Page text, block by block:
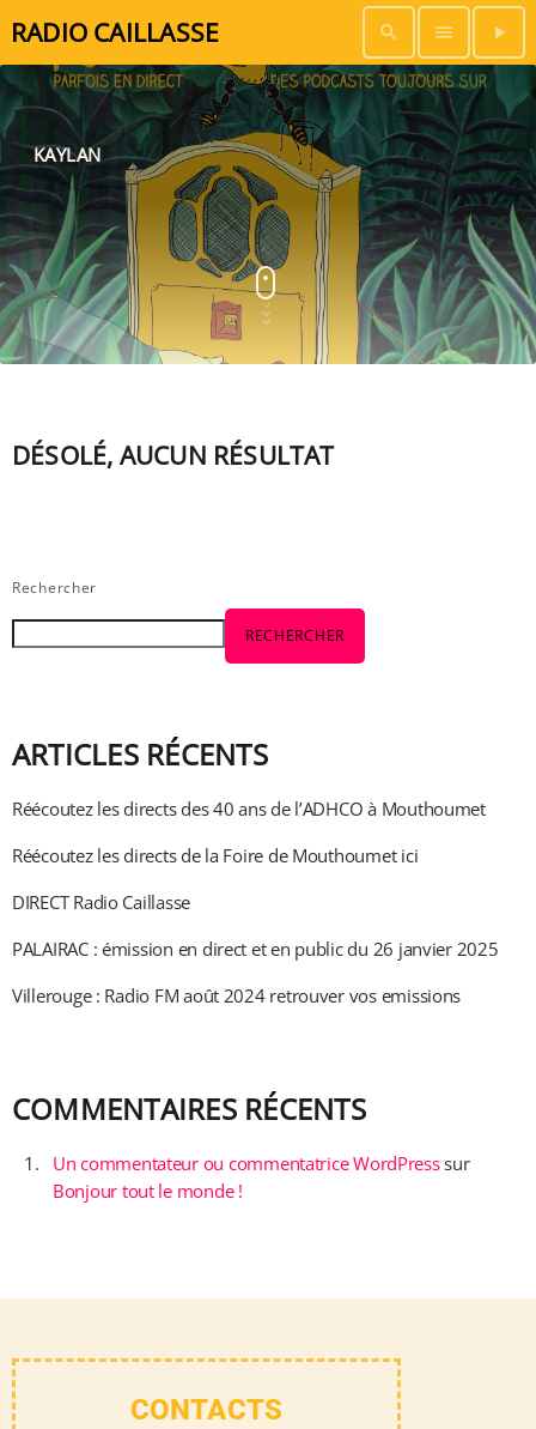
RADIO CAILLASSE search menu play_arrow
KAYLAN
DÉSOLÉ, AUCUN RÉSULTAT
Rechercher
RECHERCHER
ARTICLES RÉCENTS
Réécoutez les directs des 40 ans de l’ADHCO à Mouthoumet
Réécoutez les directs de la Foire de Mouthoumet ici
DIRECT Radio Caillasse
PALAIRAC : émission en direct et en public du 26 janvier 2025
Villerouge : Radio FM août 2024 retrouver vos emissions
COMMENTAIRES RÉCENTS
Un commentateur ou commentatrice WordPresssur
Bonjour tout le monde !
CONTACTS